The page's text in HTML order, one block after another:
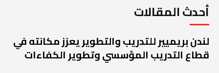
أحدث المقالات
لندن بريميير للتدريب والتطوير يعزز مكانته في
قطاع التدريب المؤسسي وتطوير الكفاءات